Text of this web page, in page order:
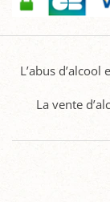
L’abus
La vente